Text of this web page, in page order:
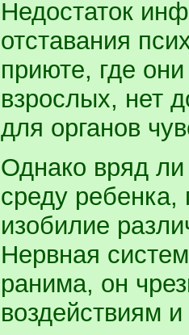
Недостаток
отставания
приюте, где
взрослых, нет
для органов
Однако вряд ли
среду ребенка,
изобилие
Нервная
ранима, он
воздействиям